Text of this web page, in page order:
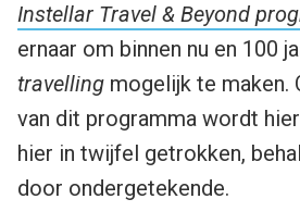
Instellar Travel & Beyond
ernaar om binnen nu en 100
travelling mogelijk te maken.
van dit programma wordt
hier in twijfel getrokken,
door ondergetekende.